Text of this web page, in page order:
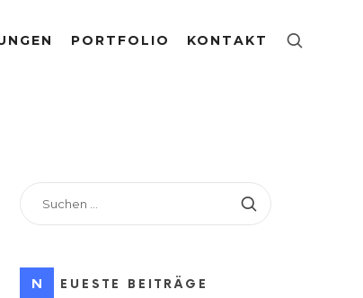
PORTFOLIO KONTAKT
SUCHEN
NACH:
NEUESTE BEITRÄGE